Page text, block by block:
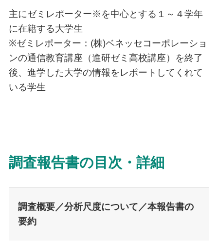
主にゼミレポーター※を中心とする１～４学年
に在籍する大学生
※ゼミレポーター：(株)ベネッセコーポレーショ
ンの通信教育講座（進研ゼミ高校講座）を終了
後、進学した大学の情報をレポートしてくれて
いる学生
調査報告書の目次・詳細
調査概要／分析尺度について／本報告書の
要約